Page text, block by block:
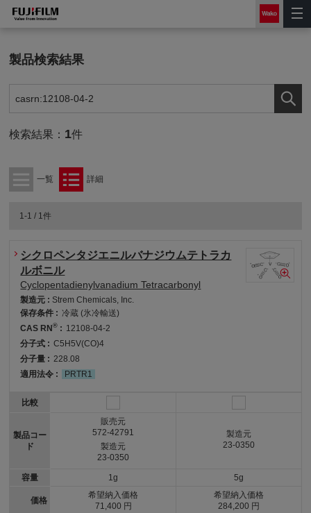
製品検索結果
検索結果： 1件
一覧 詳細
1-1 / 1件
シクロペンタジエニルバナジウムテトラカ
ルボニル
Cyclopentadienylvanadium Tetracarbonyl
製造元 : Strem Chemicals, Inc.
保存条件 : 冷蔵 (氷冷輸送)
CAS RN® : 12108-04-2
分子式 : C5H5V(CO)4
分子量 : 228.08
適用法令 :
PRTR1
比較
製品コー
ド
容量
価格
販売元
572-42791
製造元
23-0350
1g
希望納入価格
71,400 円
製造元
23-0350
5g
希望納入価格
284,200 円